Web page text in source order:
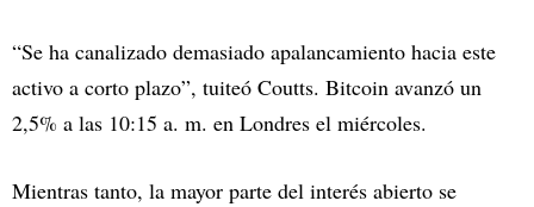
“Se ha canalizado demasiado apalancamiento hacia este
activo a corto plazo”, tuiteó Coutts. Bitcoin avanzó un
2,5% a las 10:15 a. m. en Londres el miércoles.
Mientras tanto, la mayor parte del interés abierto se